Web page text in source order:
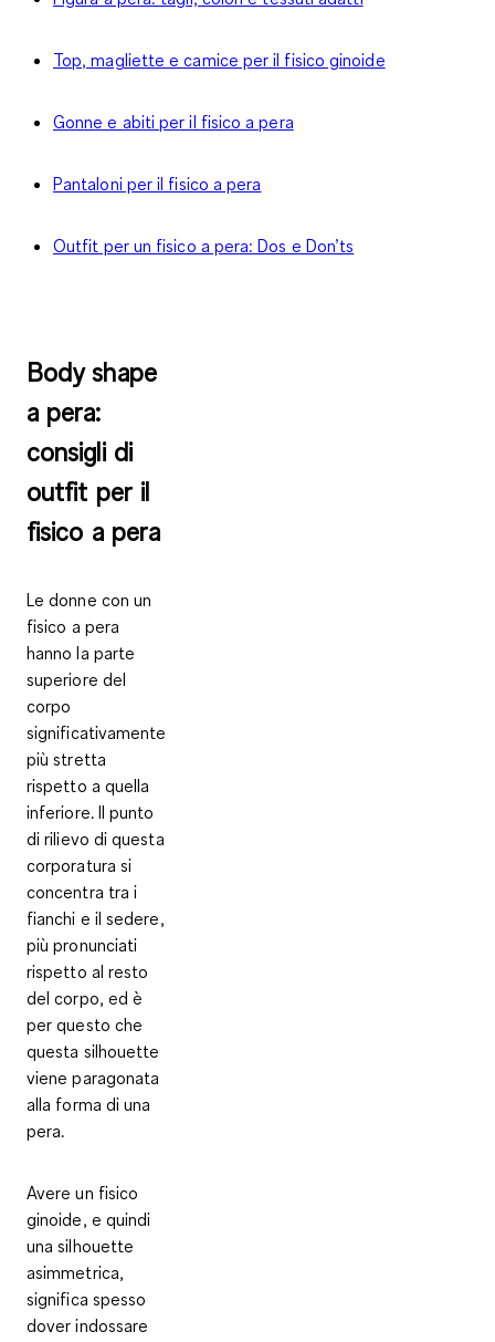
Top, magliette e camice per il fisico ginoide
Gonne e abiti per il fisico a pera
Pantaloni per il fisico a pera
Outfit per un fisico a pera: Dos e Don’ts
Body shape
a pera:
consigli di
outfit per il
fisico a pera
Le donne con un
fisico a pera
hanno la parte
superiore del
corpo
significativamente
più stretta
rispetto a quella
inferiore. Il punto
di rilievo di questa
corporatura si
concentra tra i
fianchi e il sedere,
più pronunciati
rispetto al resto
del corpo, ed è
per questo che
questa silhouette
viene paragonata
alla forma di una
pera.
Avere un fisico
ginoide, e quindi
unasilhouette
asimmetrica,
significa spesso
dover indossare